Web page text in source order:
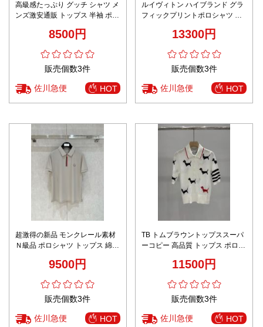
高級感たっぷり グッチ シャツ メ
ンズ激安通販 トップス 半袖 ポロ
8500円
販売個数3件
佐川急便 HOT
ルイヴィトン ハイブランド グラ
フィックプリントポロシャツ 半
13300円
販売個数3件
佐川急便 HOT
超激得の新品 モンクレール素材
Ｎ級品 ポロシャツ トップス 綿
9500円
販売個数3件
佐川急便 HOT
TB トムブラウントップススーパ
ーコピー 高品質 トップス ポロシ
11500円
販売個数3件
佐川急便 HOT